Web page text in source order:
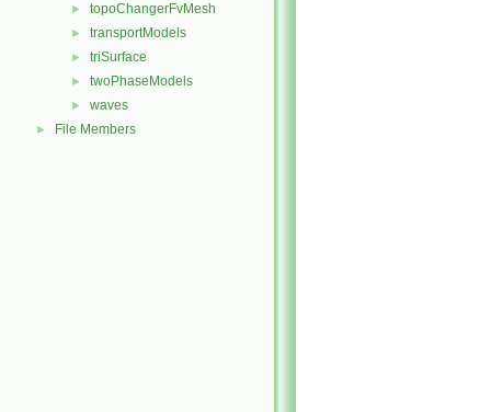
► topoChangerFvMesh
► transportModels
► triSurface
► twoPhaseModels
► waves
► File Members